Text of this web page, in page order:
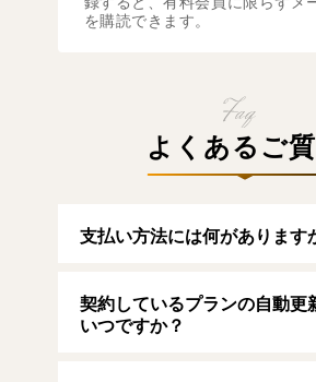
を購読できます。
よくあるご
支払い方法には何があります
す。
【クレジットカード】
契約しているプランの自動更
いつですか？